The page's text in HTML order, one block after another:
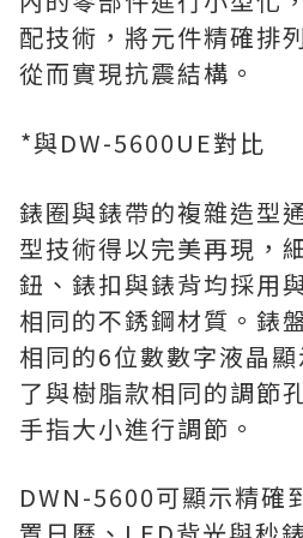
配技術，將元件精確排
從而實現抗震結構。
*與DW-5600UE對比
錶圈與錶帶的複雜造型
型技術得以完美再現，
鈕、錶扣與錶背均採用
相同的不銹鋼材質。錶
相同的6位數數字液晶
了與樹脂款相同的調節
手指大小進行調節。
DWN-5600可顯示精確